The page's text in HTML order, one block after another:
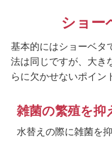
ショー
基本的にはショーベタ
法は同じですが、大き
らに欠かせないポイン
雑菌の繁殖を抑
水替えの際に雑菌を